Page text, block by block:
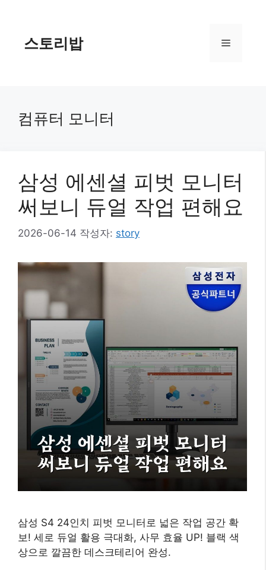
스토리밥 메
컴퓨터 모니터
삼성 에센셜 피벗 모니터
써보니 듀얼 작업 편해요
2026-06-14 작성자: story
삼성 S4 24인치 피벗 모니터로 넓은 작업 공간 확
보! 세로 듀얼 활용 극대화, 사무 효율 UP! 블랙 색
상으로 깔끔한 데스크테리어 완성.